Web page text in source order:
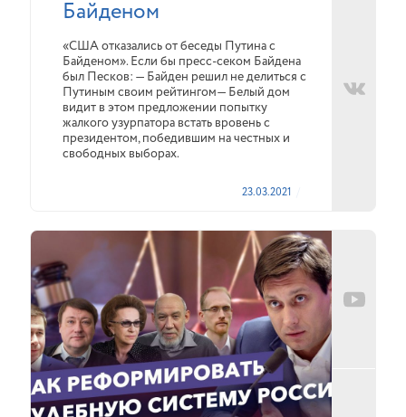
Байденом
«США отказались от беседы Путина с
Байденом». Если бы пресс-секом Байдена
был Песков: — Байден решил не делиться с
Путиным своим рейтингом— Белый дом
видит в этом предложении попытку
жалкого узурпатора встать вровень с
президентом, победившим на честных и
свободных выборах.
23.03.2021